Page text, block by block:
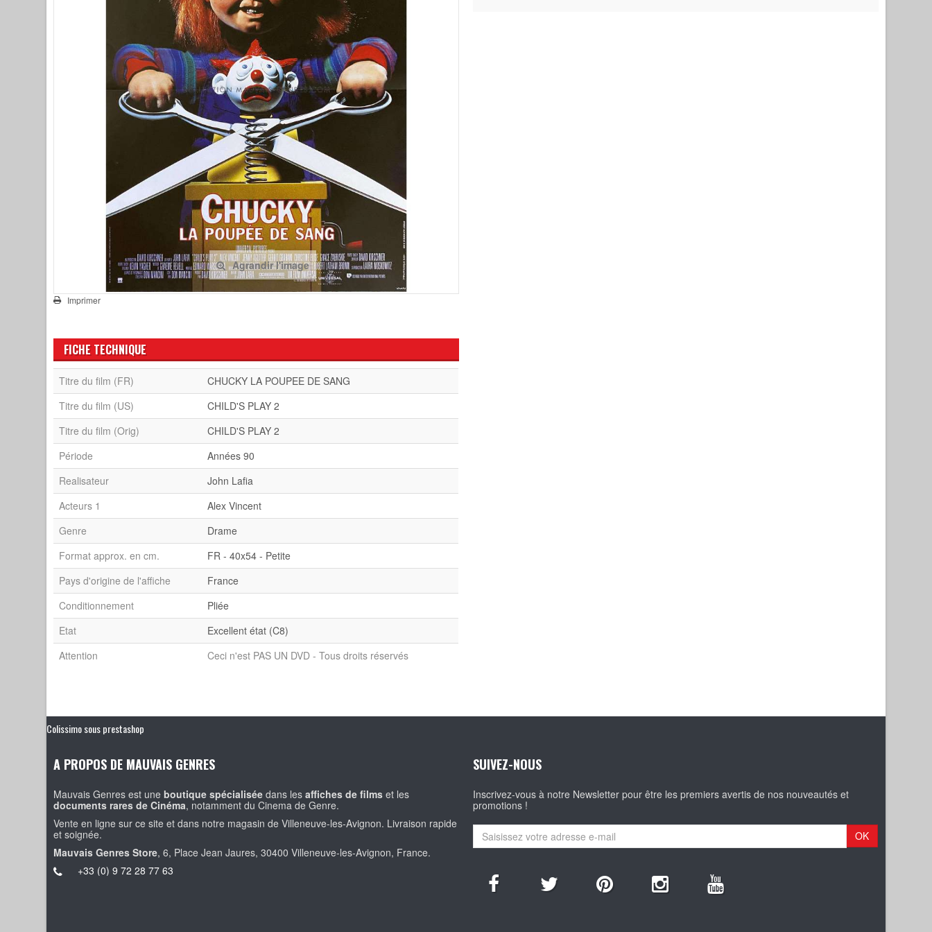
Agrandir l'image
Imprimer
FICHE TECHNIQUE
Titre du film (FR)
CHUCKY LA POUPEE DE SANG
Titre du film (US)
CHILD'S PLAY 2
Titre du film (Orig)
CHILD'S PLAY 2
Période
Années 90
Realisateur
John Lafia
Acteurs 1
Alex Vincent
Genre
Drame
Format approx. en cm.
FR - 40x54 - Petite
Pays d'origine de l'affiche
France
Conditionnement
Pliée
Etat
Excellent état (C8)
Attention
Ceci n'est PAS UN DVD - Tous droits réservés
Colissimo sous prestashop
A PROPOS DE MAUVAIS GENRES
Mauvais Genres est uneboutique spécialisée dans lesaffiches de films et les
documents rares de Cinéma, notamment du Cinema de Genre.
Vente en ligne sur ce site et dans notre magasin de Villeneuve-les-Avignon. Livraison rapide
et soignée.
Mauvais Genres Store, 6, Place Jean Jaures, 30400 Villeneuve-les-Avignon, France.
+33 (0) 9 72 28 77 63
SUIVEZ-NOUS
Inscrivez-vous à notre Newsletter pour être les premiers avertis de nos nouveautés et
promotions !
OK